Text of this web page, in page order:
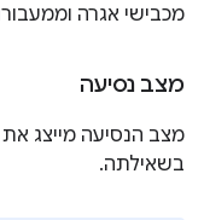
מכבישי אגרה
מצב נסיעה
מצב הנסיעה מייצג
בשאילתה.